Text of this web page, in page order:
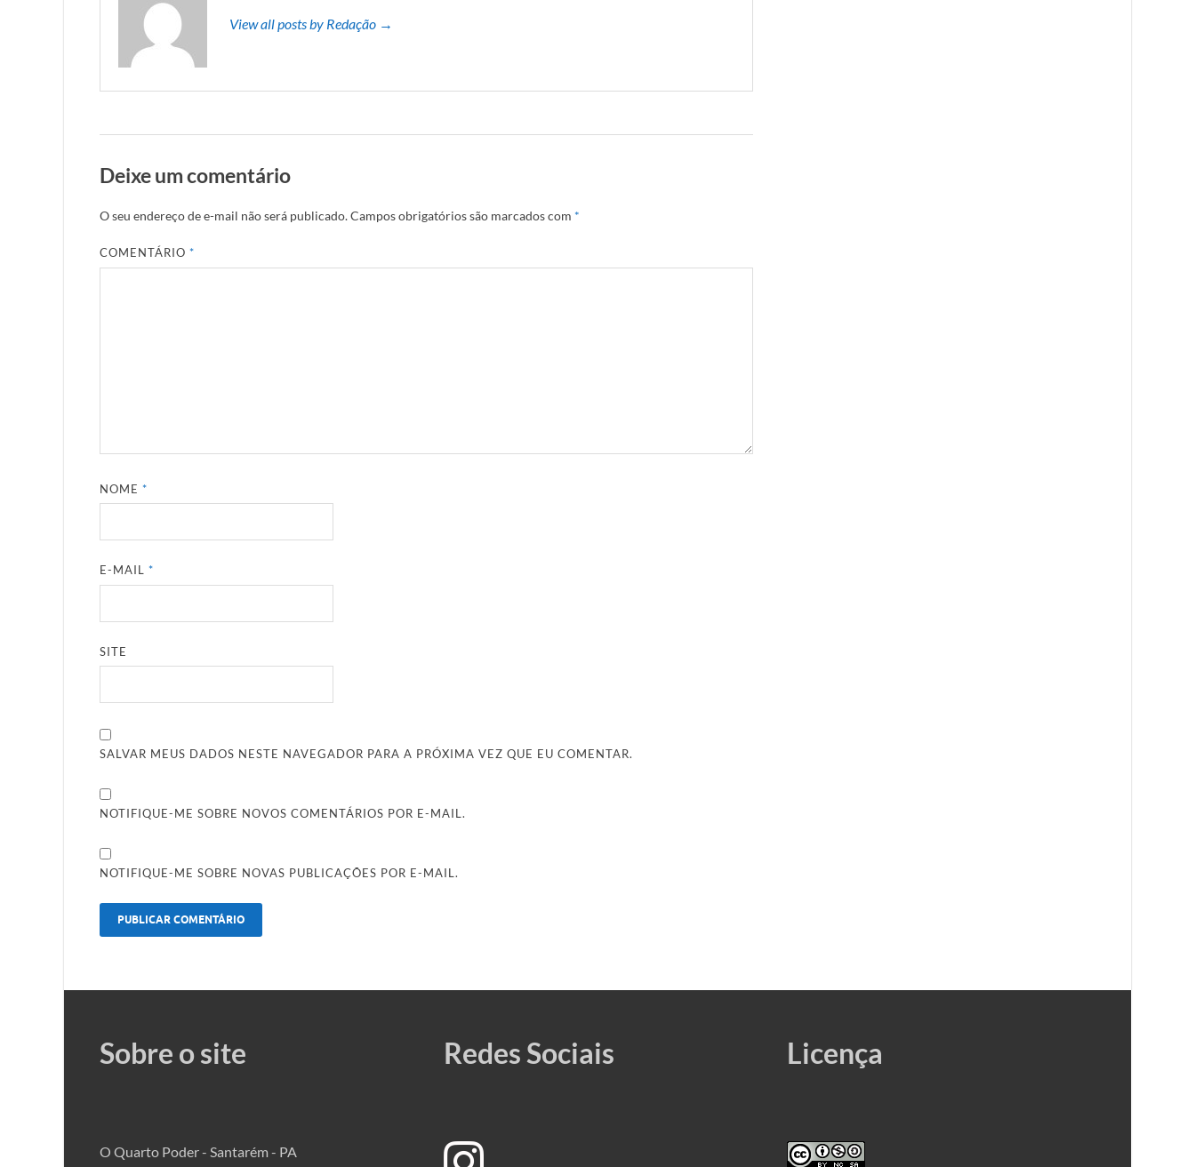
View all posts by Redação →
Deixe um comentário
O seu endereço de e-mail não será publicado.Campos obrigatórios são marcados com *
COMENTÁRIO*
NOME*
E-MAIL*
SITE
SALVAR MEUS DADOS NESTE NAVEGADOR PARA A PRÓXIMA VEZ QUE EU COMENTAR.
NOTIFIQUE-ME SOBRE NOVOS COMENTÁRIOS POR E-MAIL.
NOTIFIQUE-ME SOBRE NOVAS PUBLICAÇÕES POR E-MAIL.
Sobre o site
O Quarto Poder - Santarém - PA
Redes Sociais Licença